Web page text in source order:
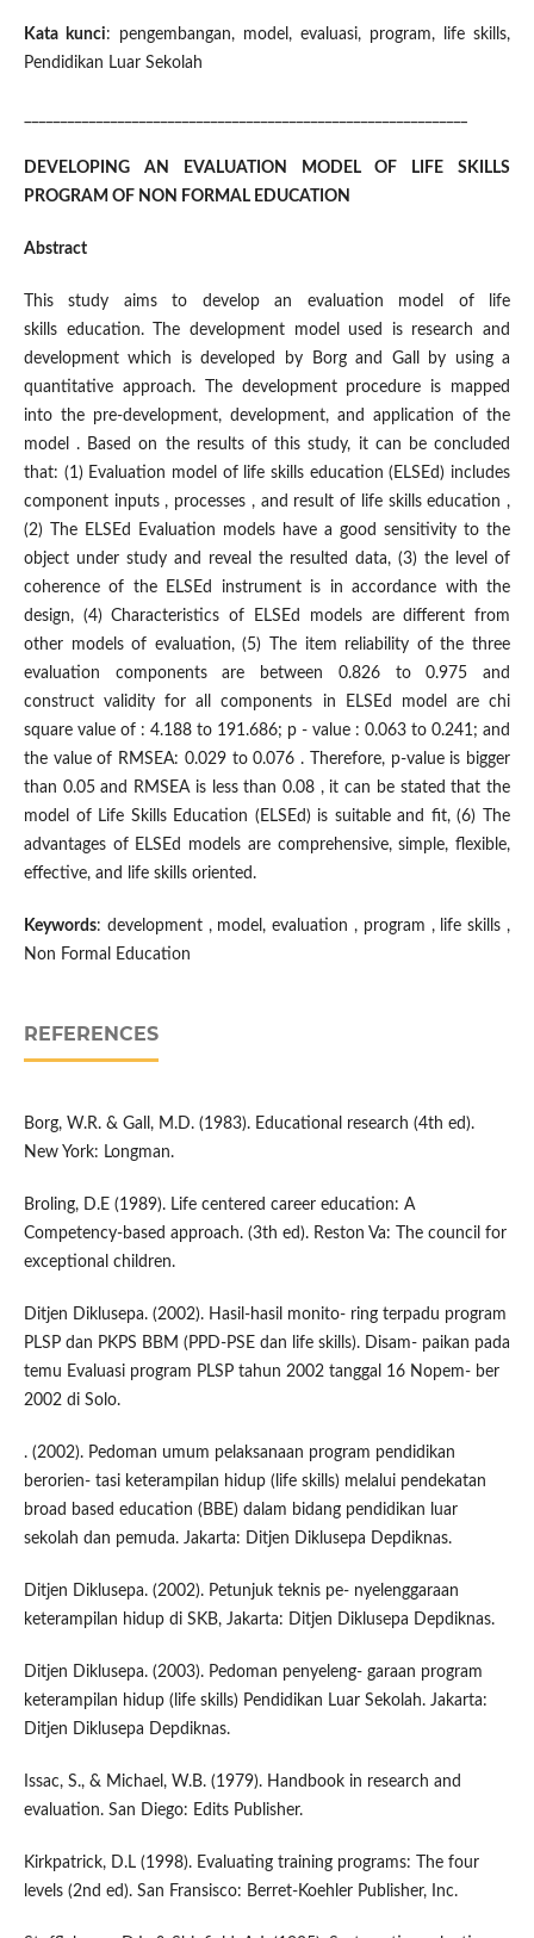
Kata kunci: pengembangan, model, evaluasi, program, life skills,
Pendidikan Luar Sekolah
DEVELOPING AN EVALUATION MODEL OF LIFE SKILLS
PROGRAM OF NON FORMAL EDUCATION
Abstract
This study aims to develop an evaluation model of life
skills education. The development model used is research and
development which is developed by Borg and Gall by using a
quantitative approach. The development procedure is mapped
into the pre-development, development, and application of the
model . Based on the results of this study, it can be concluded
that: (1) Evaluation model of life skills education (ELSEd) includes
component inputs , processes , and result of life skills education ,
(2) The ELSEd Evaluation models have a good sensitivity to the
object under study and reveal the resulted data, (3) the level of
coherence of the ELSEd instrument is in accordance with the
design, (4) Characteristics of ELSEd models are different from
other models of evaluation, (5) The item reliability of the three
evaluation components are between 0.826 to 0.975 and
construct validity for all components in ELSEd model are chi
square value of : 4.188 to 191.686; p - value : 0.063 to 0.241; and
the value of RMSEA: 0.029 to 0.076 . Therefore, p-value is bigger
than 0.05 and RMSEA is less than 0.08 , it can be stated that the
model of Life Skills Education (ELSEd) is suitable and fit, (6) The
advantages of ELSEd models are comprehensive, simple, flexible,
effective, and life skills oriented.
Keywords: development , model, evaluation , program , life skills ,
Non Formal Education
REFERENCES
Borg, W.R. & Gall, M.D. (1983). Educational research (4th ed).
New York: Longman.
Broling, D.E (1989). Life centered career education: A
Competency-based approach. (3th ed). Reston Va: The council for
exceptional children.
Ditjen Diklusepa. (2002). Hasil-hasil monito- ring terpadu program
PLSP dan PKPS BBM (PPD-PSE dan life skills). Disam- paikan pada
temu Evaluasi program PLSP tahun 2002 tanggal 16 Nopem- ber
2002 di Solo.
. (2002). Pedoman umum pelaksanaan program pendidikan
berorien- tasi keterampilan hidup (life skills) melalui pendekatan
broad based education (BBE) dalam bidang pendidikan luar
sekolah dan pemuda. Jakarta: Ditjen Diklusepa Depdiknas.
Ditjen Diklusepa. (2002). Petunjuk teknis pe- nyelenggaraan
keterampilan hidup di SKB, Jakarta: Ditjen Diklusepa Depdiknas.
Ditjen Diklusepa. (2003). Pedoman penyeleng- garaan program
keterampilan hidup (life skills) Pendidikan Luar Sekolah. Jakarta:
Ditjen Diklusepa Depdiknas.
Issac, S., & Michael, W.B. (1979). Handbook in research and
evaluation. San Diego: Edits Publisher.
Kirkpatrick, D.L (1998). Evaluating training programs: The four
levels (2nd ed). San Fransisco: Berret-Koehler Publisher, Inc.